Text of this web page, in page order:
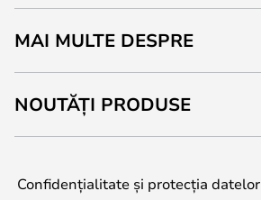
MAI MULTE DESPRE
NOUTĂȚI PRODUSE
Confidențialitate și protecția datelor